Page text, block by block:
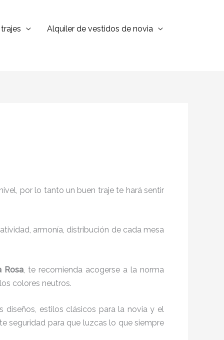
Alquiler de vestidos de novia
por lo tanto un buen traje te hará sentir
armonía, distribución de cada mesa
Rosa, te recomienda acogerse a la norma
colores neutros.
diseños, estilos clásicos para la novia y el
seguridad para que luzcas lo que siempre